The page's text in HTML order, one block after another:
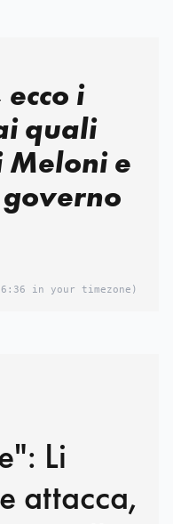
i
quali
Meloni e
in your timezone)
Li
attacca,